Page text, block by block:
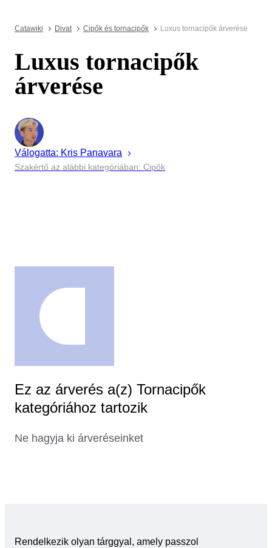
Catawiki Divat Cipők és tornacipők Luxus tornacipők árverése
Luxus tornacipők
árverése
Válogatta: Kris Panavara
Szakértő az alábbi kategóriában: Cipők
Ez az árverés a(z) Tornacipők
kategóriához tartozik
Ne hagyja ki árveréseinket
Rendelkezik olyan tárggyal, amely passzol